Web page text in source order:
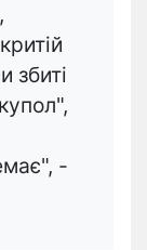
збиті
-